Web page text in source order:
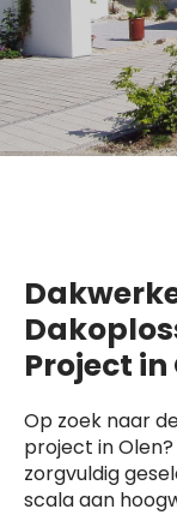
Project in
Op zoek naar
project in
zorgvuldig
scala aan